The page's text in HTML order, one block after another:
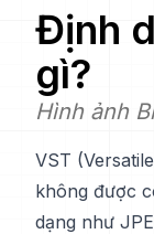
Định
gì?
Hình ảnh
VST
không được
dạng như